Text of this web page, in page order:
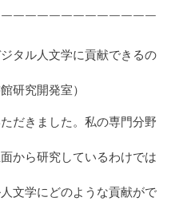
￣￣￣￣￣￣￣￣￣￣￣￣
タル人文学に貢献できるの
研究開発室）
だきました。私の専門分野
から研究しているわけでは
文学にどのような貢献がで